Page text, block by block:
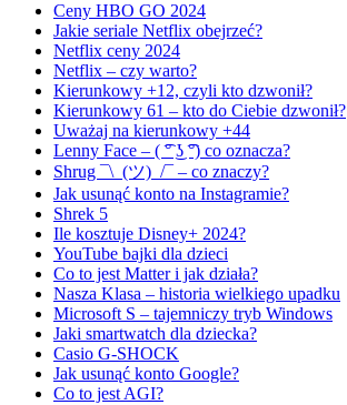
Ceny HBO GO 2024
Jakie seriale Netflix obejrzeć?
Netflix ceny 2024
Netflix – czy warto?
Kierunkowy +12, czyli kto dzwonił?
Kierunkowy 61 – kto do Ciebie dzwonił?
Uważaj na kierunkowy +44
Lenny Face – ( ͡° ͜ʖ ͡°) co oznacza?
Shrug ¯\_(ツ)_/¯ – co znaczy?
Jak usunąć konto na Instagramie?
Shrek 5
Ile kosztuje Disney+ 2024?
YouTube bajki dla dzieci
Co to jest Matter i jak działa?
Nasza Klasa – historia wielkiego upadku
Microsoft S – tajemniczy tryb Windows
Jaki smartwatch dla dziecka?
Casio G-SHOCK
Jak usunąć konto Google?
Co to jest AGI?